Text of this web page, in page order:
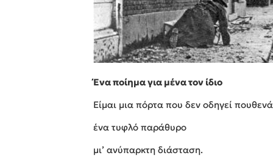
Ένα ποίημα για μένα τον ίδιο
Είμαι μια πόρτα που δεν οδηγεί πουθενά
ένα τυφλό παράθυρο
μι’ ανύπαρκτη διάσταση.